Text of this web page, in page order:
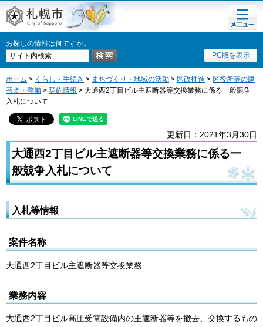
札幌市
お探しの情報は何ですか。
PC版を表示
メニュ
ー
ホーム > くらし・手続き > まちづくり・地域の活動 > 区政推進 > 区役所等の建
替え・整備 > 契約情報 > 大通西2丁目ビル主遮断器等交換業務に係る一般競争
入札について
更新日：2021年3月30日
大通西2丁目ビル主遮断器等交換業務に係る一
般競争入札について
入札等情報
案件名称
大通西2丁目ビル主遮断器等交換業務
業務内容
大通西2丁目ビル高圧受電設備内の主遮断器等を撤去、交換するもの